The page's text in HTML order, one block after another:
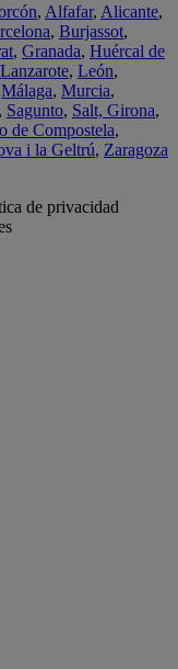
, Alfafar, Alicante,
, Burjassot,
, Granada, Huércal de
Lanzarote, León,
Málaga, Murcia,
, Sagunto, Salt, Girona,
de Compostela,
i la Geltrú, Zaragoza
de privacidad